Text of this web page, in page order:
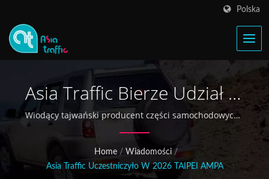
Polska
Asia Traffic Bierze Udział W
Międzynarodowych
Targach TAIPEI AMPA 2026
Wiodący tajwański producent części samochodowych i
motocyklowych prezentuje cewki zapłonowe,
elektryczne klaksony i elementy świec zapłonowych
globalnym nabywcom na wiodących targach
motoryzacyjnych w Azji.
Home / Wiadomości /
Asia Traffic Uczestniczyło W 2026 TAIPEI AMPA